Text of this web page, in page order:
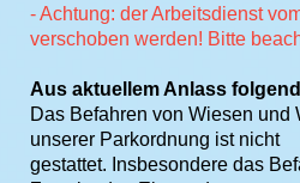
- Achtung: der Arbeitsdienst
verschoben werden! Bitte
Aus aktuellem Anlass
Das Befahren von Wiesen und
unserer Parkordnung ist nicht
gestattet. Insbesondere das